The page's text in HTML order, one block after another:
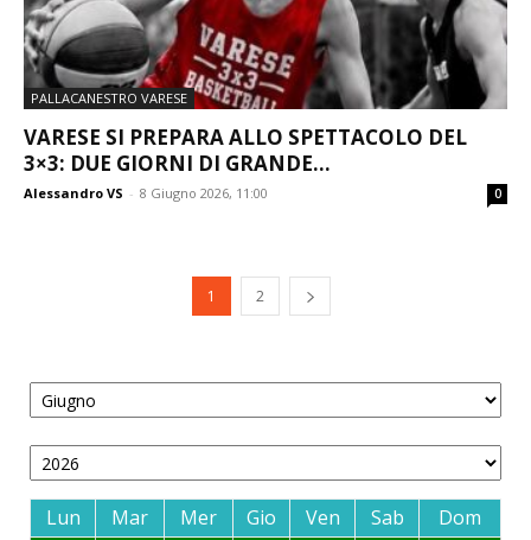
PALLACANESTRO VARESE
VARESE SI PREPARA ALLO SPETTACOLO DEL
3×3: DUE GIORNI DI GRANDE...
Alessandro VS - 8 Giugno 2026, 11:00 0
1 2
Lun Mar Mer Gio Ven Sab Dom